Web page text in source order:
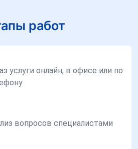
работ
услуги онлайн, в офисе или по
вопросов специалистами